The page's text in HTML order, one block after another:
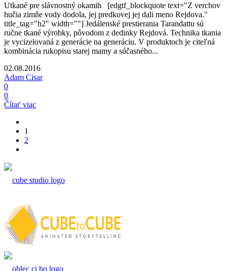
Utkané pre slávnostný okamih [edgtf_blockquote text="Z verchov
hučia zimňe vody dodola, jej predkovej jej dali meno Rejdova."
title_tag="h2" width=""] Jedálenské prestierania Tarandattu sú
ručne tkané výrobky, pôvodom z dedinky Rejdová. Technika tkania
je vycizelovaná z generácie na generáciu. V produktoch je citeľná
kombinácia rukopisu starej mamy a súčasného...
02.08.2016
Adam Cisar
0
0
Čítať viac
1
2